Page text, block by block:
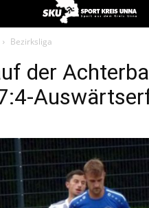
Bezirksliga
der